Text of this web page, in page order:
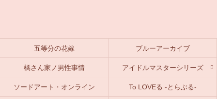
五等分の花嫁 ブルーアーカイブ
橘さん家ノ男性事情 アイドルマスターシリーズ
ソードアート・オンライン To LOVEる -とらぶる-